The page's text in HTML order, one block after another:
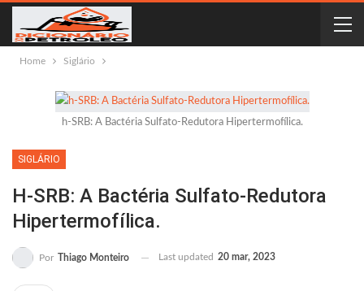
Home Siglário
h-SRB: A Bactéria Sulfato-Redutora Hipertermofílica.
SIGLÁRIO
H-SRB: A Bactéria Sulfato-Redutora
Hipertermofílica.
Por Thiago Monteiro Last updated 20 mar, 2023